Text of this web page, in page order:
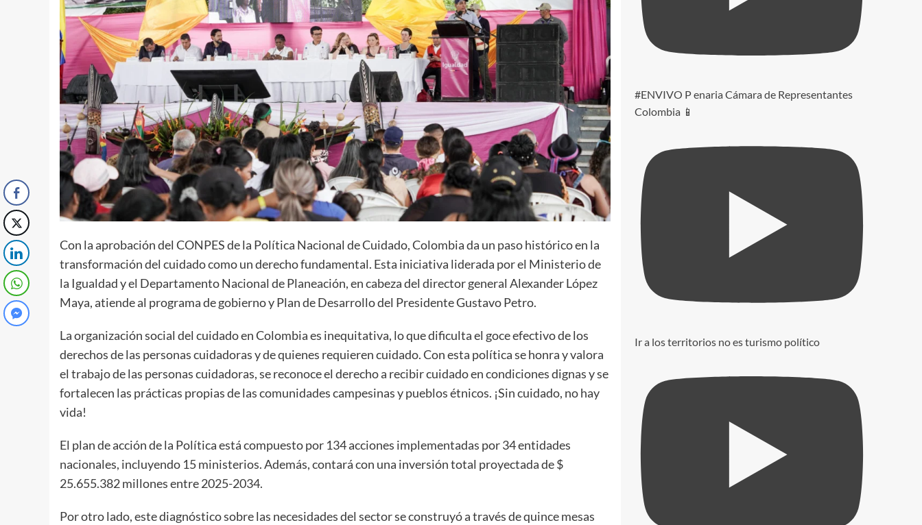
Con la aprobación del CONPES de la Política Nacional de Cuidado, Colombia da un paso histórico en la
transformación del cuidado como un derecho fundamental. Esta iniciativa liderada por el Ministerio de
la Igualdad y el Departamento Nacional de Planeación, en cabeza del director general Alexander López
Maya, atiende al programa de gobierno y Plan de Desarrollo del Presidente Gustavo Petro.
La organización social del cuidado en Colombia es inequitativa, lo que dificulta el goce efectivo de los
derechos de las personas cuidadoras y de quienes requieren cuidado. Con esta política se honra y valora
el trabajo de las personas cuidadoras, se reconoce el derecho a recibir cuidado en condiciones dignas y se
fortalecen las prácticas propias de las comunidades campesinas y pueblos étnicos. ¡Sin cuidado, no hay
vida!
El plan de acción de la Política está compuesto por 134 acciones implementadas por 34 entidades
nacionales, incluyendo 15 ministerios. Además, contará con una inversión total proyectada de $
25.655.382 millones entre 2025-2034.
Por otro lado, este diagnóstico sobre las necesidades del sector se construyó a través de quince mesas
#ENVIVO P enaria Cámara de Representantes
Colombia 📱
Ir a los territorios no es turismo político